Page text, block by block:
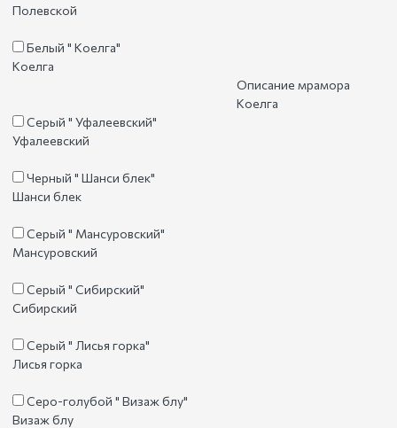
Полевской
Белый " Коелга"
Коелга
Описание мрамора
Коелга
Серый " Уфалеевский"
Уфалеевский
Черный " Шанси блек"
Шанси блек
Серый " Мансуровский"
Мансуровский
Серый " Сибирский"
Сибирский
Серый " Лисья горка"
Лисья горка
Серо-голубой " Визаж блу"
Визаж блу